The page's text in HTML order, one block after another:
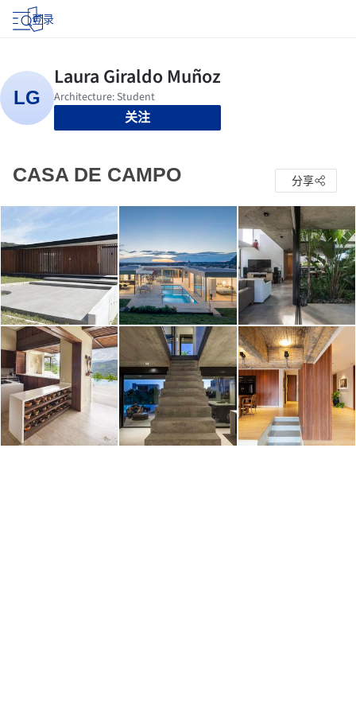
登录
关注
CASA DE CAMPO 分享